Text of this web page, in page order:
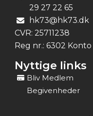
29 27 22 65
hk73@hk73.dk
CVR: 25711238
Reg nr.: 6302
Nyttige links
Bliv Medlem
Begivenheder